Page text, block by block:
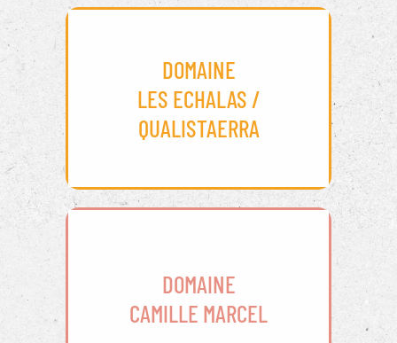
DOMAINE
LES ECHALAS /
QUALISTAERRA
DOMAINE
CAMILLE MARCEL